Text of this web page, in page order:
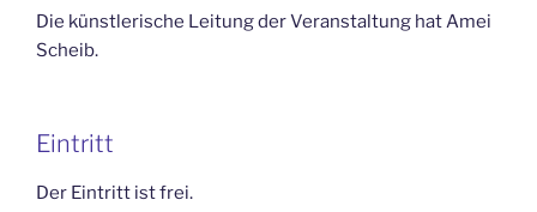
Die künstlerische Leitung der Veranstaltung hat Amei
Scheib.
Eintritt
Der Eintritt ist frei.